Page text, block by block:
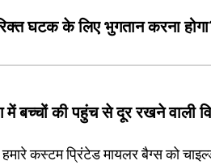
घटक के लिए भुगतान करना
बच्चों की पहुंच से दूर रखने वाली
कस्टम प्रिंटेड मायलर बैग्स को